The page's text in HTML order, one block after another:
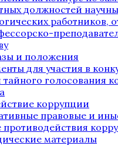
должностей
работников,
и положения
для участия в
тайного голосования
коррупции
правовые и
противодействия
материалы